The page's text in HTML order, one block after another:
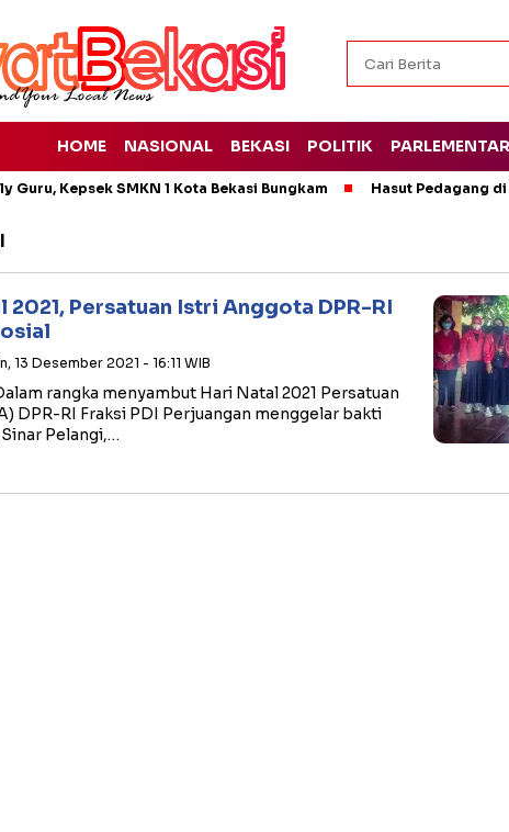
HOME NASIONAL BEKASI POLITIK
Guru, Kepsek SMKN 1 Kota Bekasi Bungkam Hasut Pedagang
2021, Persatuan Istri Anggota DPR-RI
13 Desember 2021 - 16:11 WIB
rangka menyambut Hari Natal 2021 Persatuan
DPR-RI Fraksi PDI Perjuangan menggelar bakti
Pelangi,…